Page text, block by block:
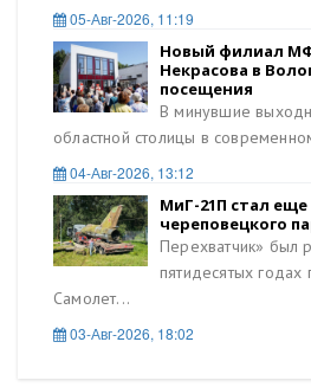
05-Авг-2026, 11:19
Новый филиал
Некрасова в
посещения
В минувшие
областной столицы в
04-Авг-2026, 13:12
МиГ-21П стал
череповецкого
Перехватчик» был
пятидесятых
Самолет...
03-Авг-2026, 18:02